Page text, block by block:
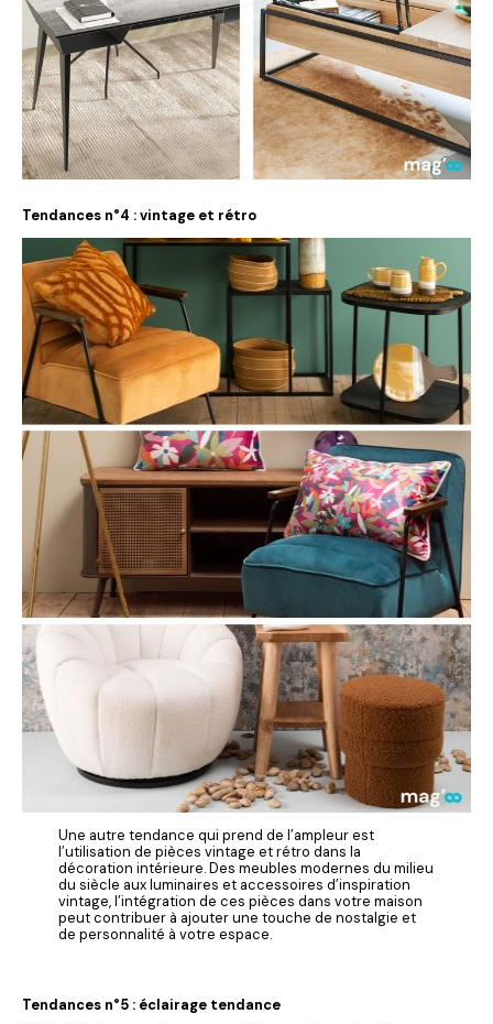
Tendances n°4 : vintage et rétro
Une autre tendance qui prend de l’ampleur est
l’utilisation de pièces vintage et rétro dans la
décoration intérieure. Des meubles modernes du milieu
du siècle aux luminaires et accessoires d’inspiration
vintage, l’intégration de ces pièces dans votre maison
peut contribuer à ajouter une touche de nostalgie et
de personnalité à votre espace.
Tendances n°5 : éclairage tendance